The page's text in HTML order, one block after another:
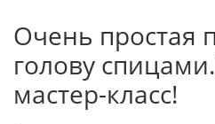
Очень простая
голову
мастер-класс!